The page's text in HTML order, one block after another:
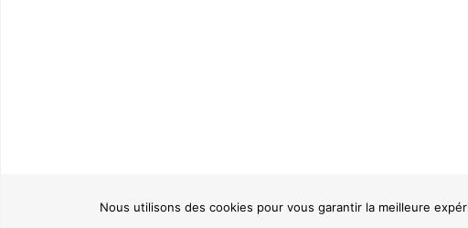
Nous utilisons des cookies pour vous garantir la meilleure